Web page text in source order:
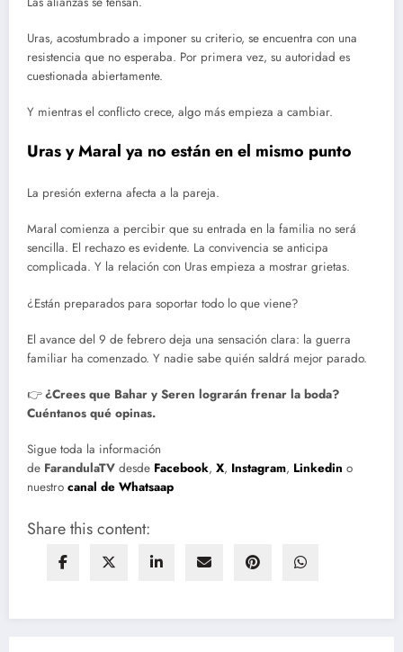
Uras, acostumbrado a imponer su criterio, se encuentra con una
resistencia que no esperaba. Por primera vez, su autoridad es
cuestionada abiertamente.
Y mientras el conflicto crece, algo más empieza a cambiar.
Uras y Maral ya no están en el mismo punto
La presión externa afecta a la pareja.
Maral comienza a percibir que su entrada en la familia no será
sencilla. El rechazo es evidente. La convivencia se anticipa
complicada. Y la relación con Uras empieza a mostrar grietas.
¿Están preparados para soportar todo lo que viene?
El avance del 9 de febrero deja una sensación clara: la guerra
familiar ha comenzado. Y nadie sabe quién saldrá mejor parado.
👉¿Crees que Bahar y Seren lograrán frenar la boda?
Cuéntanos qué opinas.
Sigue toda la información
de FarandulaTV desde Facebook, X, Instagram, Linkedin o
nuestro canal de Whatsaap
Share this content: